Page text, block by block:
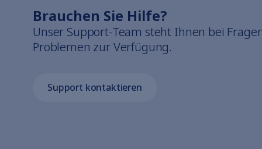
Brauchen Sie Hilfe?
Unser Support-Team steht Ihnen bei
Problemen zur Verfügung.
Support kontaktieren